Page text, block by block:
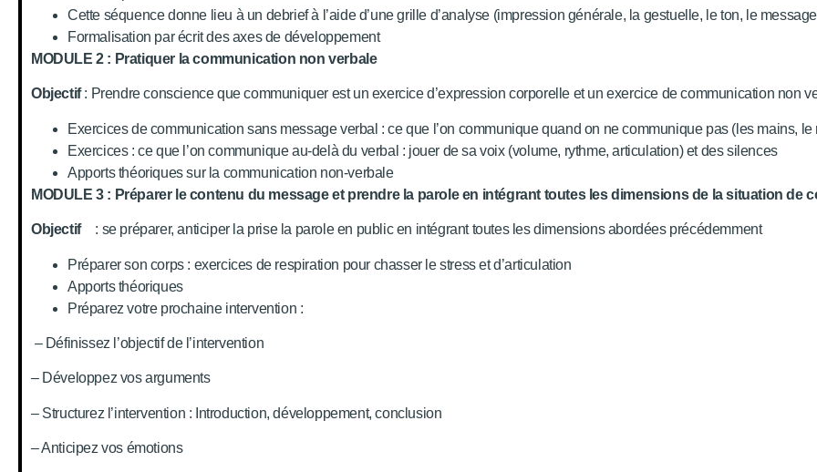
Cette séquence donne lieu à un debrief à l’aide d’une grille d’analyse (impression générale, la gestuelle, le ton, le
Formalisation par écrit des axes de développement
MODULE 2 : Pratiquer la communication non verbale
Objectif: Prendre conscience que communiquer est un exercice d’expression corporelle et un exercice de communication non
Exercices de communication sans message verbal : ce que l’on communique quand on ne communique pas (les mains, le
Exercices : ce que l’on communique au-delà du verbal : jouer de sa voix (volume, rythme, articulation) et des silences
Apports théoriques sur la communication non-verbale
MODULE 3 : Préparer le contenu du message et prendre la parole en intégrant toutes les dimensions de la situation de
Objectif : se préparer, anticiper la prise la parole en public en intégrant toutes les dimensions abordées précédemment
Préparer son corps : exercices de respiration pour chasser le stress et d’articulation
Apports théoriques
Préparez votre prochaine intervention :
– Définissez l’objectif de l’intervention
– Développez vos arguments
– Structurez l’intervention : Introduction, développement, conclusion
– Anticipez vos émotions